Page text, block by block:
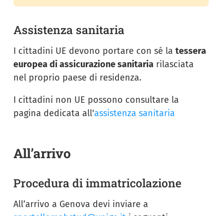
Assistenza sanitaria
I cittadini UE devono portare con sé la tessera
europea di assicurazione sanitaria rilasciata
nel proprio paese di residenza.
I cittadini non UE possono consultare la
pagina dedicata all'assistenza sanitaria
All’arrivo
Procedura di immatricolazione
All’arrivo a Genova devi inviare a